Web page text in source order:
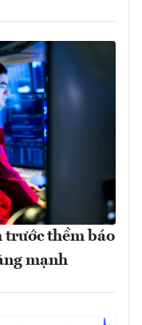
trước thềm báo
mạnh